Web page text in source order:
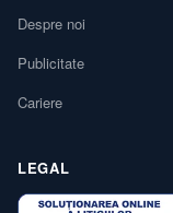
Despre noi
Publicitate
Cariere
LEGAL